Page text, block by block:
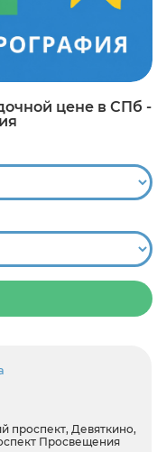
цене в СПб -
проспект, Девяткино,
Просвещения